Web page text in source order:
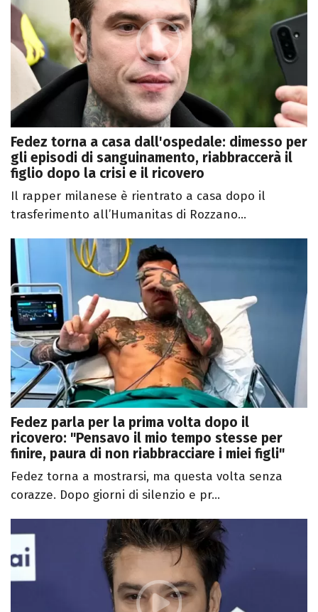
Fedez torna a casa dall'ospedale: dimesso per
gli episodi di sanguinamento, riabbraccerà il
figlio dopo la crisi e il ricovero
Il rapper milanese è rientrato a casa dopo il
trasferimento all’Humanitas di Rozzano...
Fedez parla per la prima volta dopo il
ricovero: "Pensavo il mio tempo stesse per
finire, paura di non riabbracciare i miei figli"
Fedez torna a mostrarsi, ma questa volta senza
corazze. Dopo giorni di silenzio e pr...